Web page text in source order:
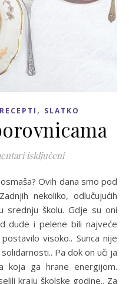
RECEPTI , SLATKO
isključeniza Palačinke s
nekoliko, odlučujućih
srednju školu. Gdje su oni
dude i pelene bili najveće
visoko.. Sunca nije
Pa dok on uči ja
koja ga hrane energijom.
kraju školske godine.. Za